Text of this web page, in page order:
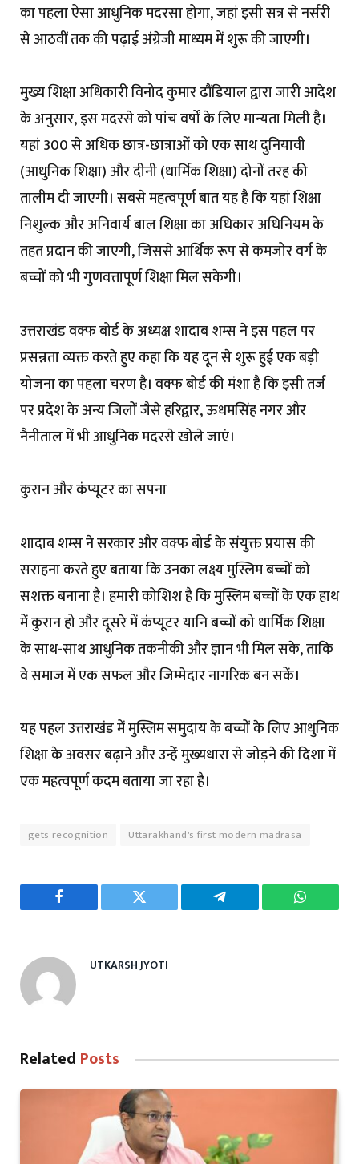
का पहला ऐसा आधुनिक मदरसा होगा, जहां इसी सत्र से नर्सरी
से आठवीं तक की पढ़ाई अंग्रेजी माध्यम में शुरू की जाएगी।
मुख्य शिक्षा अधिकारी विनोद कुमार ढौंडियाल द्वारा जारी आदेश
के अनुसार, इस मदरसे को पांच वर्षों के लिए मान्यता मिली है।
यहां 300 से अधिक छात्र-छात्राओं को एक साथ दुनियावी
(आधुनिक शिक्षा) और दीनी (धार्मिक शिक्षा) दोनों तरह की
तालीम दी जाएगी। सबसे महत्वपूर्ण बात यह है कि यहां शिक्षा
निशुल्क और अनिवार्य बाल शिक्षा का अधिकार अधिनियम के
तहत प्रदान की जाएगी, जिससे आर्थिक रूप से कमजोर वर्ग के
बच्चों को भी गुणवत्तापूर्ण शिक्षा मिल सकेगी।
उत्तराखंड वक्फ बोर्ड के अध्यक्ष शादाब शम्स ने इस पहल पर
प्रसन्नता व्यक्त करते हुए कहा कि यह दून से शुरू हुई एक बड़ी
योजना का पहला चरण है। वक्फ बोर्ड की मंशा है कि इसी तर्ज
पर प्रदेश के अन्य जिलों जैसे हरिद्वार, ऊधमसिंह नगर और
नैनीताल में भी आधुनिक मदरसे खोले जाएं।
कुरान और कंप्यूटर का सपना
शादाब शम्स ने सरकार और वक्फ बोर्ड के संयुक्त प्रयास की
सराहना करते हुए बताया कि उनका लक्ष्य मुस्लिम बच्चों को
सशक्त बनाना है। हमारी कोशिश है कि मुस्लिम बच्चों के एक हाथ
में कुरान हो और दूसरे में कंप्यूटर यानि बच्चों को धार्मिक शिक्षा
के साथ-साथ आधुनिक तकनीकी और ज्ञान भी मिल सके, ताकि
वे समाज में एक सफल और जिम्मेदार नागरिक बन सकें।
यह पहल उत्तराखंड में मुस्लिम समुदाय के बच्चों के लिए आधुनिक
शिक्षा के अवसर बढ़ाने और उन्हें मुख्यधारा से जोड़ने की दिशा में
एक महत्वपूर्ण कदम बताया जा रहा है।
gets recognition Uttarakhand's first modern madrasa
Facebook Twitter Telegram
UTKARSH JYOTI
Related Posts